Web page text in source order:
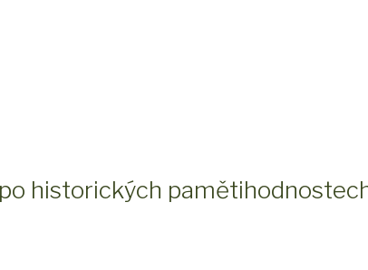
historických